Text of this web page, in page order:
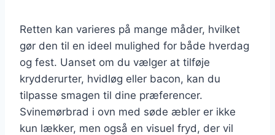
Retten kan varieres på mange måder, hvilket
gør den til en ideel mulighed for både hverdag
og fest. Uanset om du vælger at tilføje
krydderurter, hvidløg eller bacon, kan du
tilpasse smagen til dine præferencer.
Svinemørbrad i ovn med søde æbler er ikke
kun lækker, men også en visuel fryd, der vil